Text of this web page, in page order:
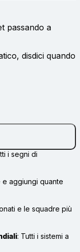
passando a
disdici quando
i segni di
aggiungi quante
e le squadre più
: Tutti i sistemi a